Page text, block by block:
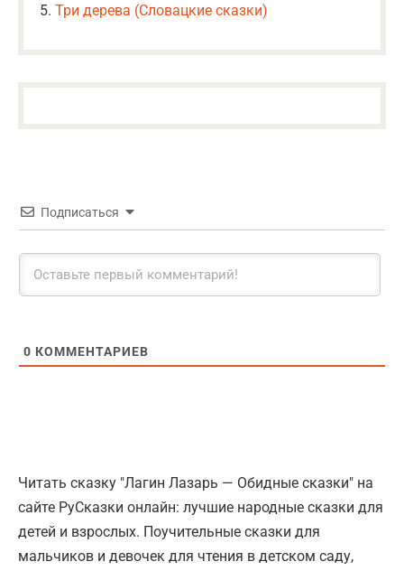
Три дерева (Словацкие сказки)
Подписаться
0 КОММЕНТАРИЕВ
Читать сказку "Лагин Лазарь — Обидные сказки" на
сайте РуСказки онлайн: лучшие народные сказки для
детей и взрослых. Поучительные сказки для
мальчиков и девочек для чтения в детском саду,